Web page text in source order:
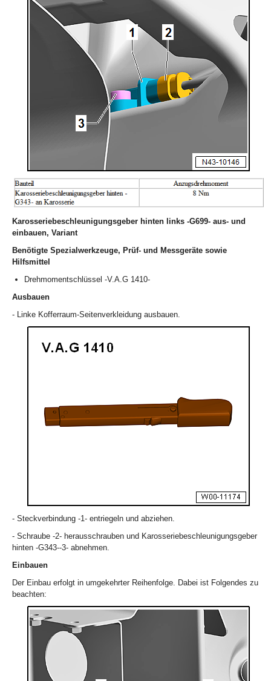
Karosseriebeschleunigungsgeber hinten links -G699- aus- und
einbauen, Variant
Benötigte Spezialwerkzeuge, Prüf- und Messgeräte sowie
Hilfsmittel
Drehmomentschlüssel -V.A.G 1410-
Ausbauen
- Linke Kofferraum-Seitenverkleidung ausbauen.
- Steckverbindung -1- entriegeln und abziehen.
- Schraube -2- herausschrauben und Karosseriebeschleunigungsgeber
hinten -G343--3- abnehmen.
Einbauen
Der Einbau erfolgt in umgekehrter Reihenfolge. Dabei ist Folgendes zu
beachten: